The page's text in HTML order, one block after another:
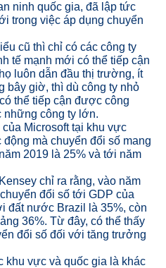
ninh quốc gia, đã lập tức
trong việc áp dụng chuyển
cũ thì chỉ có các công ty
tế mạnh mới có thể tiếp cận
luôn dẫn đầu thị trường, ít
bây giờ, thì dù công ty nhỏ
thể tiếp cận được công
những công ty lớn.
Microsoft tại khu vực
mà chuyển đổi số mang
2019 là 25% và tới năm
chỉ ra rằng, vào năm
đổi số tới GDP của
đất nước Brazil là 35%, còn
36%. Từ đây, có thể thấy
đổi số đối với tăng trưởng
khu vực và quốc gia là khác